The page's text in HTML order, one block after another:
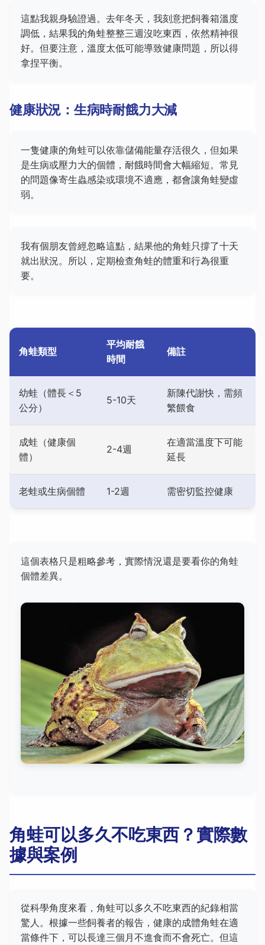
這點我親身驗證過。去年冬天，我刻意把飼養箱溫度
調低，結果我的角蛙整整三週沒吃東西，依然精神很
好。但要注意，溫度太低可能導致健康問題，所以得
拿捏平衡。
健康狀況：生病時耐餓力大減
一隻健康的角蛙可以依靠儲備能量存活很久，但如果
是生病或壓力大的個體，耐餓時間會大幅縮短。常見
的問題像寄生蟲感染或環境不適應，都會讓角蛙變虛
弱。
我有個朋友曾經忽略這點，結果他的角蛙只撐了十天
就出狀況。所以，定期檢查角蛙的體重和行為很重
要。
角蛙類型
平均耐餓
時間
備註
幼蛙（體長＜5
公分）
5-10天
新陳代謝快，需頻
繁餵食
成蛙（健康個
體）
2-4週
在適當溫度下可能
延長
老蛙或生病個體 1-2週 需密切監控健康
這個表格只是粗略參考，實際情況還是要看你的角蛙
個體差異。
角蛙可以多久不吃東西？實際數
據與案例
從科學角度來看，角蛙可以多久不吃東西的紀錄相當
驚人。根據一些飼養者的報告，健康的成體角蛙在適
當條件下，可以長達三個月不進食而不會死亡。但這